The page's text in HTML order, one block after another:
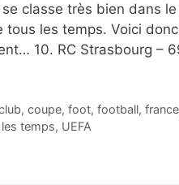
classe très bien dans
les temps. Voici
10. RC Strasbourg –
, coupe, foot, football, france
temps, UEFA